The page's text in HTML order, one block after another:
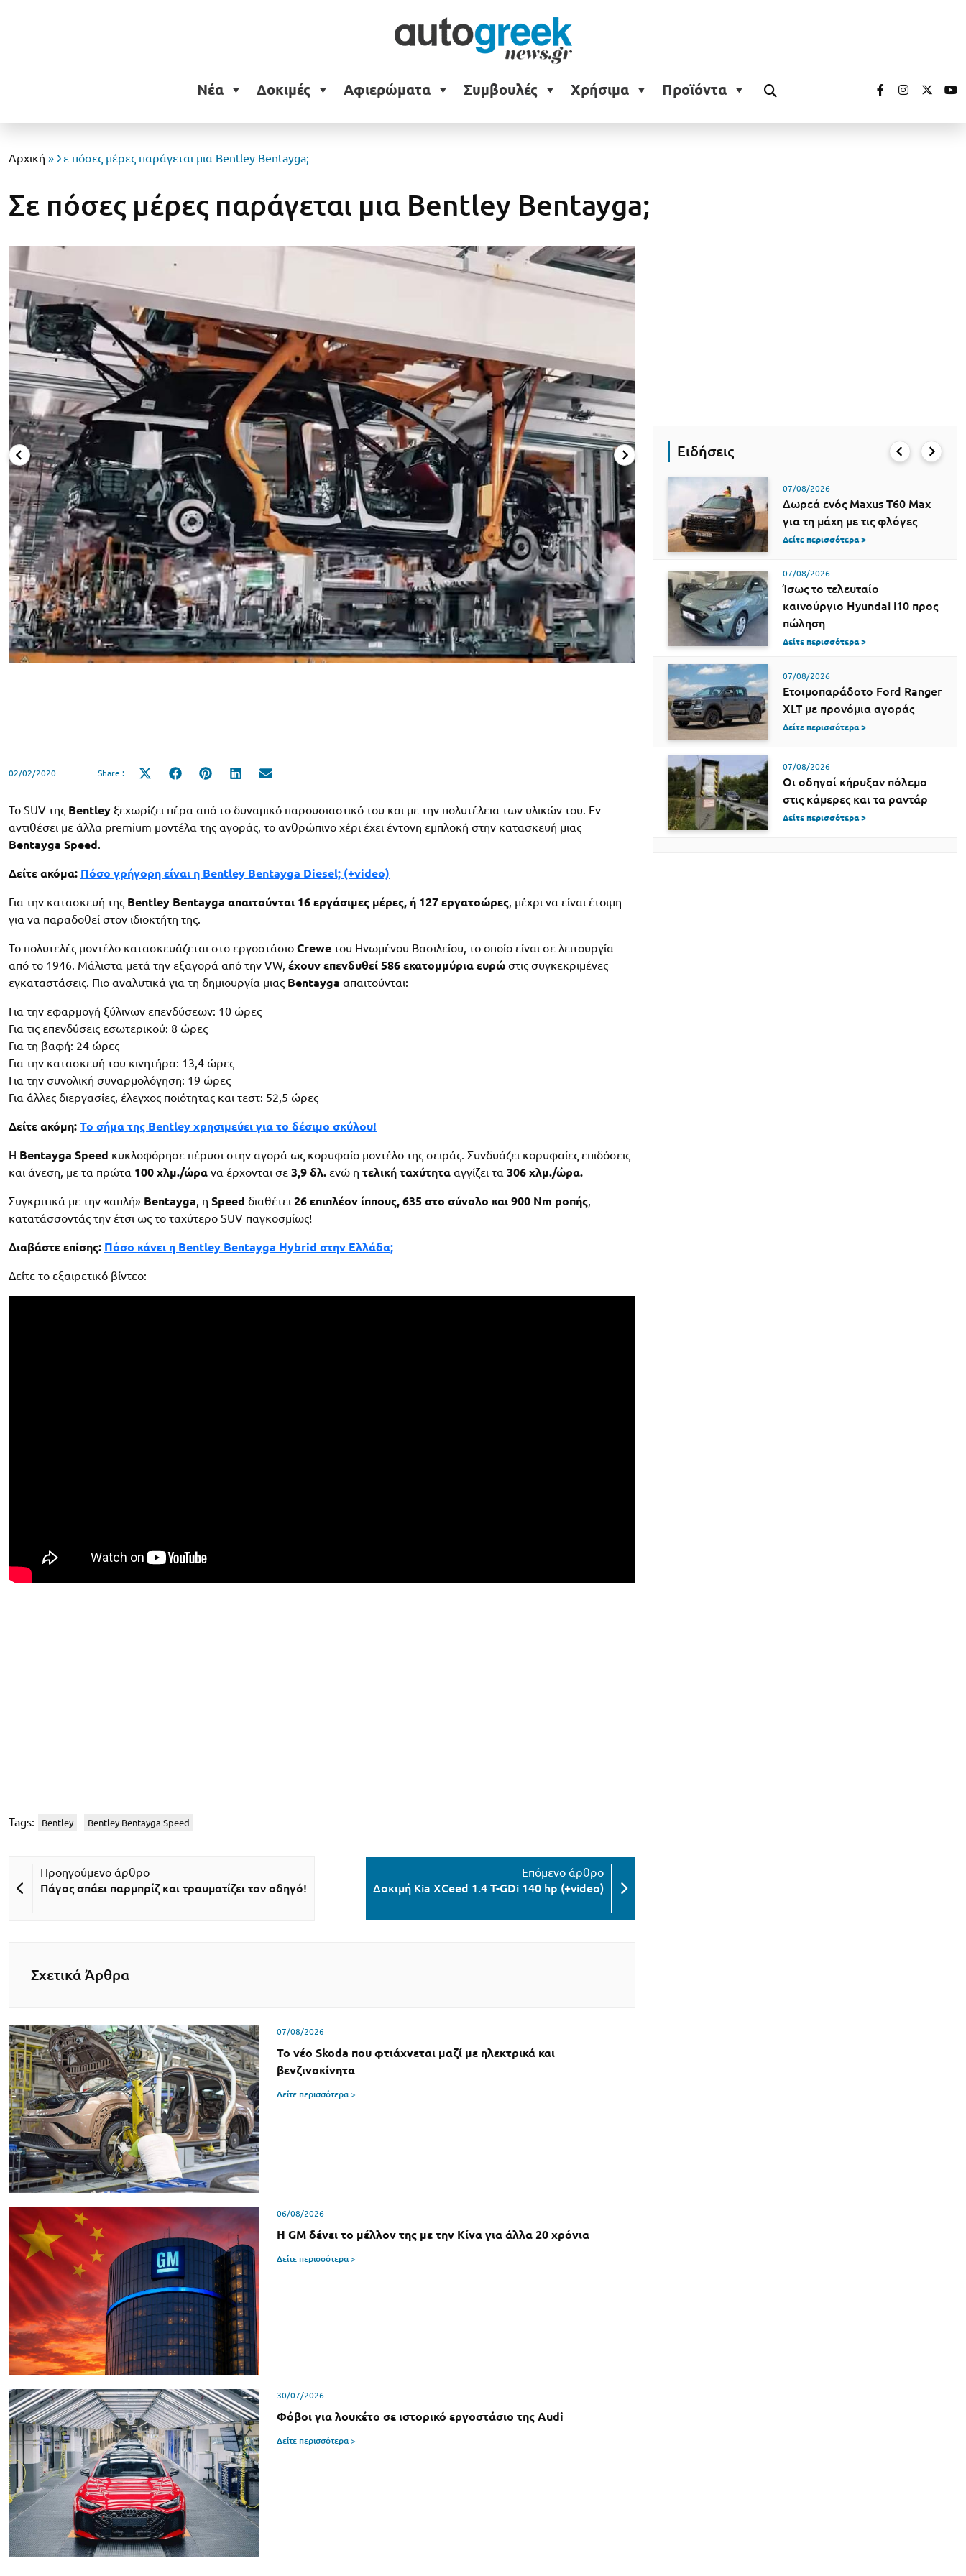
Νέα Δοκιμές Αφιερώματα Συμβουλές Χρήσιμα Προϊόντα
Αρχική » Σε πόσες μέρες παράγεται μια Bentley Bentayga;
Σε πόσες μέρες παράγεται μια Bentley Bentayga;
02/02/2020 Share :
Share
Share
Share
Share
Το SUV της Bentley ξεχωρίζει πέρα από το δυναμικό παρουσιαστικό του και με την πολυτέλεια των υλικών του. Εν
αντιθέσει με άλλα premium μοντέλα της αγοράς, το ανθρώπινο χέρι έχει έντονη εμπλοκή στην κατασκευή μιας
Bentayga Speed.
Δείτε ακόμα: Πόσο γρήγορη είναι η Bentley Bentayga Diesel; (+video)
Για την κατασκευή της Bentley Bentayga απαιτούνται 16 εργάσιμες μέρες, ή 127 εργατοώρες, μέχρι να είναι έτοιμη
για να παραδοθεί στον ιδιοκτήτη της.
Το πολυτελές μοντέλο κατασκευάζεται στο εργοστάσιο Crewe του Ηνωμένου Βασιλείου, το οποίο είναι σε λειτουργία
από το 1946. Μάλιστα μετά την εξαγορά από την VW, έχουν επενδυθεί 586 εκατομμύρια ευρώ στις συγκεκριμένες
εγκαταστάσεις. Πιο αναλυτικά για τη δημιουργία μιας Bentayga απαιτούνται:
Για την εφαρμογή ξύλινων επενδύσεων: 10 ώρες
Για τις επενδύσεις εσωτερικού: 8 ώρες
Για τη βαφή: 24 ώρες
Για την κατασκευή του κινητήρα: 13,4 ώρες
Για την συνολική συναρμολόγηση: 19 ώρες
Για άλλες διεργασίες, έλεγχος ποιότητας και τεστ: 52,5 ώρες
Δείτε ακόμη: Το σήμα της Bentley χρησιμεύει για το δέσιμο σκύλου!
Η Bentayga Speed ​​κυκλοφόρησε πέρυσι στην αγορά ως κορυφαίο μοντέλο της σειράς. Συνδυάζει κορυφαίες επιδόσεις
και άνεση, με τα πρώτα 100 χλμ./ώρα να έρχονται σε 3,9 δλ. ενώ η τελική ταχύτητα αγγίζει τα 306 χλμ./ώρα.
Συγκριτικά με την «απλή» Bentayga, η Speed διαθέτει 26 επιπλέον ίππους, 635 στο σύνολο και 900 Nm ροπής,
κατατάσσοντάς την έτσι ως το ταχύτερο SUV παγκοσμίως!
Διαβάστε επίσης: Πόσο κάνει η Bentley Bentayga Hybrid στην Ελλάδα;
Δείτε το εξαιρετικό βίντεο:
Tags: Bentley Bentley Bentayga Speed
Πάγος σπάει παρμπρίζ και τραυματίζει τον οδηγό! Δοκιμή Kia XCeed 1.4 T-GDi 140 hp (+video)
Σχετικά Άρθρα
07/08/2026
Το νέο Skoda που φτιάχνεται μαζί με ηλεκτρικά και
βενζινοκίνητα
Δείτε περισσότερα >
06/08/2026
Η GM δένει το μέλλον της με την Κίνα για άλλα 20 χρόνια
Δείτε περισσότερα >
30/07/2026
Φόβοι για λουκέτο σε ιστορικό εργοστάσιο της Audi
Δείτε περισσότερα >
Ειδήσεις
07/08/2026
Δωρεά ενός Maxus T60 Max
για τη μάχη με τις φλόγες
Δείτε περισσότερα >
07/08/2026
Ίσως το τελευταίο
καινούργιο Hyundai i10 προς
πώληση
Δείτε περισσότερα >
07/08/2026
Ετοιμοπαράδοτο Ford Ranger
XLT με προνόμια αγοράς
Δείτε περισσότερα >
07/08/2026
Οι οδηγοί κήρυξαν πόλεμο
στις κάμερες και τα ραντάρ
Δείτε περισσότερα >